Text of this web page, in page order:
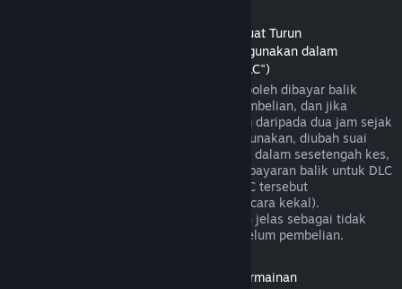
Bayaran Balik untuk Kandungan Boleh Muat Turun
(Kandungan gedung Steam yang boleh digunakan dalam
permainan atau aplikasi perisian lain, "DLC")
DLC yang dibeli daripada gedung Steam boleh dibayar balik
dalam masa empat belas hari selepas pembelian, dan jika
permainan utama telah dimainkan kurang daripada dua jam sejak
DLC dibeli, selagi DLC tersebut belum digunakan, diubah suai
atau dipindahkan. Harap maklum bahawa dalam sesetengah kes,
Steam mungkin tidak dapat memberikan bayaran balik untuk DLC
pihak ketiga tertentu (contohnya, jika DLC tersebut
meningkatkan tahap watak permainan secara kekal).
Pengecualian ini akan ditandakan dengan jelas sebagai tidak
boleh dibayar balik di halaman Store sebelum pembelian.
Bayaran balik untuk Pembelian Dalam Permainan